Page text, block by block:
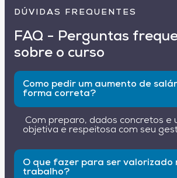
DÚVIDAS FREQUENTES
FAQ - Perguntas
sobre o curso
Como pedir um aumento de
forma correta?
Com preparo, dados concretos e
objetiva e respeitosa com seu
O que fazer para ser valorizado
trabalho?